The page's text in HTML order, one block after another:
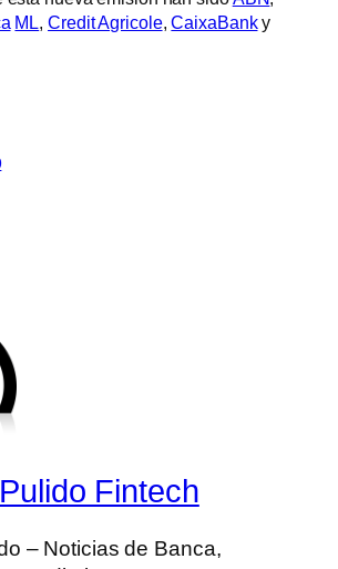
ML,Credit Agricole,CaixaBanky
Fintech
– Noticias de Banca,